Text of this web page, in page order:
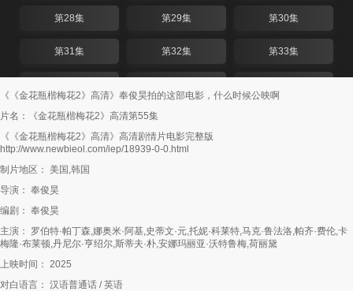
第28集 第29集 第30集
第31集 第32集 第33集
第37集
第40集 第41集
第43集
第46集
第49集 第50集 第51集
第52集
《《金花瓶楷梅花2》高清》奉俊昊拍的这部电影，什么时候公映啊
片名：《金花瓶楷梅花2》高清第55集
《《金花瓶楷梅花2》高清》高清剧情片电影完整版
http://www.newbieol.com/iep/18939-0-0.html
制片地区： 美国,韩国
导演： 奉俊昊
编剧： 奉俊昊
主演： 罗伯特·帕丁森,娜奥米·阿基,史蒂文·元,托妮·科莱特,马克·鲁法洛,帕齐·费伦,卡
梅隆·布莱顿,丹尼尔·亨绍尔,斯蒂夫·朴,安娜玛丽亚·沃特鲁梅,荷丽黛
上映时间： 2025
对白语言： 汉语普通话 / 英语